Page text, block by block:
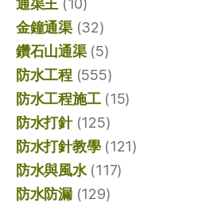
通渠王 (10)
金鐘通渠(32)
鑽石山通渠(5)
防水工程(555)
防水工程施工(15)
防水打針(125)
防水打針教學(121)
防水與風水(117)
防水防漏(129)